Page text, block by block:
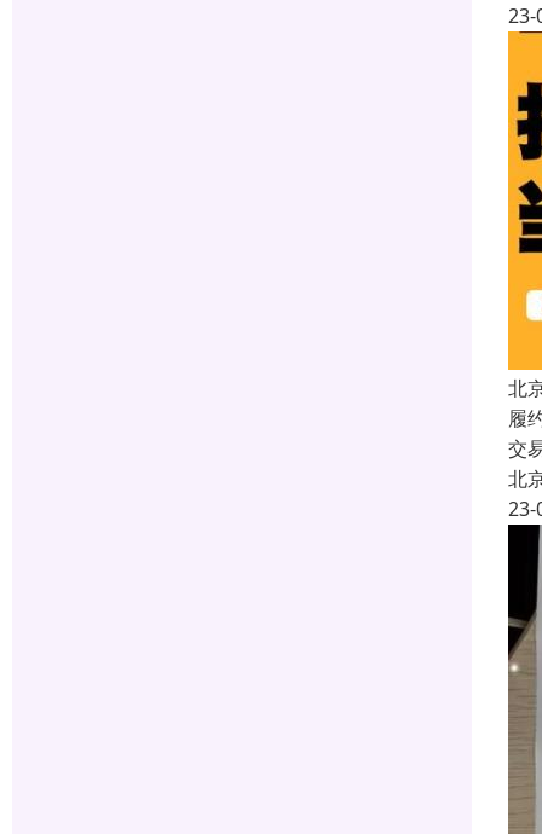
23-
北
履
交
北
23-